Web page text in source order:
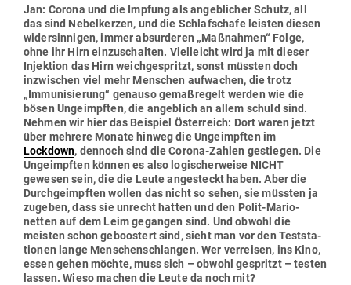
Jan: Corona und die Impfung als angeb­licher Schutz, all
das sind Nebel­kerzen, und die Schlaf­schafe leisten diesen
wider­sin­nigen, immer absur­deren „Maß­nahmen“ Folge,
ohne ihr Hirn ein­zu­schalten. Viel­leicht wird ja mit dieser
Injektion das Hirn weich­ge­spritzt, sonst müssten doch
inzwi­schen viel mehr Men­schen auf­wachen, die trotz
„Immu­ni­sierung“ genauso gemaß­regelt werden wie die
bösen Unge­impften, die angeblich an allem schuld sind.
Nehmen wir hier das Bei­spiel Öster­reich: Dort waren jetzt
über mehrere Monate hinweg die Unge­impften im
Lockdown, dennoch sind die Corona-Zahlen gestiegen. Die
Unge­impften können es also logi­scher­weise NICHT
gewesen sein, die die Leute ange­steckt haben. Aber die
Durch­ge­impften wollen das nicht so sehen, sie müssten ja
zugeben, dass sie unrecht hatten und den Polit-Mario­
netten auf dem Leim gegangen sind. Und obwohl die
meisten schon geboostert sind, sieht man vor den Test­sta­
tionen lange Men­schen­schlangen. Wer ver­reisen, ins Kino,
essen gehen möchte, muss sich – obwohl gespritzt – testen
lassen. Wieso machen die Leute da noch mit?